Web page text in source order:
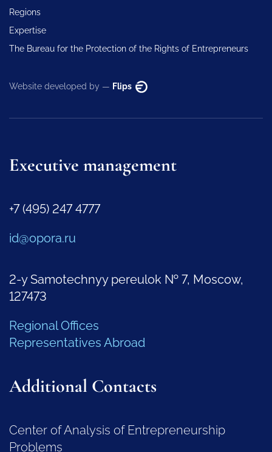
Regions
Expertise
The Bureau for the Protection of the Rights of Entrepreneurs
Website developed by — Flips
Executive management
+7 (495) 247 4777
id@opora.ru
2-y Samotechnyy pereulok № 7, Moscow,
127473
Regional Offices
Representatives Abroad
Additional Contacts
Center of Analysis of Entrepreneurship
Problems